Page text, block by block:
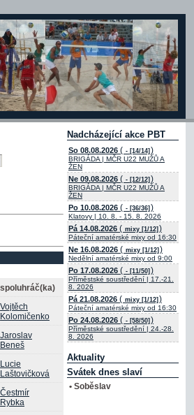
spoluhráč(ka)
Vojtěch
Kolomičenko
Jaroslav
Beneš
Lucie
Laštovičková
Čestmír
Rybka
Nadcházející akce PBT
So 08.08.2026 ( - [14/14] )
BRIGÁDA | MČR U22 MUŽŮ A
ŽEN
Ne 09.08.2026 ( - [12/12] )
BRIGÁDA | MČR U22 MUŽŮ A
ŽEN
Po 10.08.2026 ( - [36/36] )
Klatovy | 10. 8. - 15. 8. 2026
Pá 14.08.2026 ( mixy [1/12] )
Páteční amatérské mixy od 16:30
Ne 16.08.2026 ( mixy [1/12] )
Nedělní amatérské mixy od 9:00
Po 17.08.2026 ( - [11/50] )
Příměstské soustředění | 17.-21.
8. 2026
Pá 21.08.2026 ( mixy [1/12] )
Páteční amatérské mixy od 16:30
Po 24.08.2026 ( - [58/50] )
Příměstské soustředění | 24.-28.
8. 2026
Aktuality
Svátek dnes slaví
• Soběslav